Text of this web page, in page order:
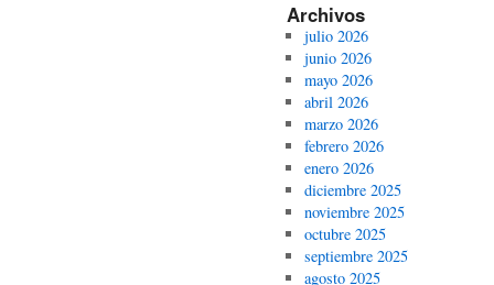
Archivos
julio 2026
junio 2026
mayo 2026
abril 2026
marzo 2026
febrero 2026
enero 2026
diciembre 2025
noviembre 2025
octubre 2025
septiembre 2025
agosto 2025